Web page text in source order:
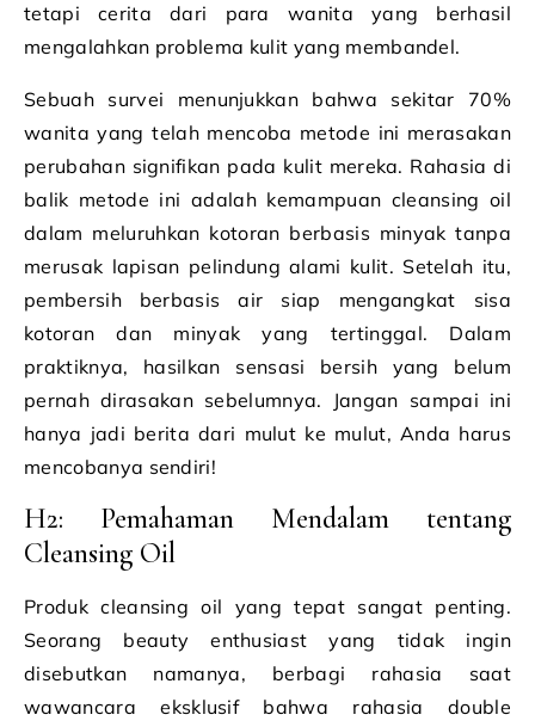
tetapi cerita dari para wanita yang berhasil
mengalahkan problema kulit yang membandel.
Sebuah survei menunjukkan bahwa sekitar 70%
wanita yang telah mencoba metode ini merasakan
perubahan signifikan pada kulit mereka. Rahasia di
balik metode ini adalah kemampuan cleansing oil
dalam meluruhkan kotoran berbasis minyak tanpa
merusak lapisan pelindung alami kulit. Setelah itu,
pembersih berbasis air siap mengangkat sisa
kotoran dan minyak yang tertinggal. Dalam
praktiknya, hasilkan sensasi bersih yang belum
pernah dirasakan sebelumnya. Jangan sampai ini
hanya jadi berita dari mulut ke mulut, Anda harus
mencobanya sendiri!
H2: Pemahaman Mendalam tentang
Cleansing Oil
Produk cleansing oil yang tepat sangat penting.
Seorang beauty enthusiast yang tidak ingin
disebutkan namanya, berbagi rahasia saat
wawancara eksklusif bahwa rahasia double